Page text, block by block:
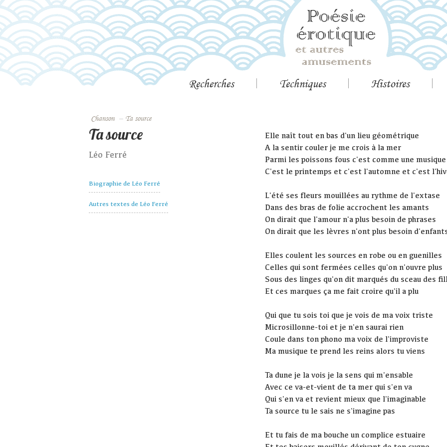
Recherches Techniques Histoires
Chanson – Ta source
Ta source
Léo Ferré
Biographie de Léo Ferré
Autres textes de Léo Ferré
Elle naît tout en bas d'un lieu géométrique
A la sentir couler je me crois à la mer
Parmi les poissons fous c'est comme une musique
C'est le printemps et c'est l'automne et c'est
L'été ses fleurs mouillées au rythme de l'extase
Dans des bras de folie accrochent les amants
On dirait que l'amour n'a plus besoin de phrases
On dirait que les lèvres n'ont plus besoin
Elles coulent les sources en robe ou en guenilles
Celles qui sont fermées celles qu'on n'ouvre plus
Sous des linges qu'on dit marqués du sceau des
Et ces marques ça me fait croire qu'il a plu
Qui que tu sois toi que je vois de ma voix triste
Microsillonne-toi et je n'en saurai rien
Coule dans ton phono ma voix de l'improviste
Ma musique te prend les reins alors tu viens
Ta dune je la vois je la sens qui m'ensable
Avec ce va-et-vient de ta mer qui s'en va
Qui s'en va et revient mieux que l'imaginable
Ta source tu le sais ne s'imagine pas
Et tu fais de ma bouche un complice estuaire